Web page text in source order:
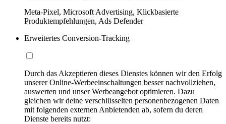
Meta-Pixel, Microsoft Advertising, Klickbasierte
Produktempfehlungen, Ads Defender
Erweitertes Conversion-Tracking
Durch das Akzeptieren dieses Dienstes können wir den Erfolg
unserer Online-Werbeeinschaltungen besser nachvollziehen,
auswerten und unser Werbeangebot optimieren. Dazu
gleichen wir deine verschlüsselten personenbezogenen Daten
mit folgenden externen Anbietenden ab, sofern du deren
Dienste bereits nutzt: